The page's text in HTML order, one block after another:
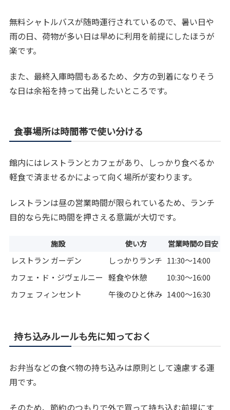
無料シャトルバスが随時運行されているので、暑い日や
雨の日、荷物が多い日は早めに利用を前提にしたほうが
楽です。
また、最終入庫時間もあるため、夕方の到着になりそう
な日は余裕を持って出発したいところです。
食事場所は時間帯で使い分ける
館内にはレストランとカフェがあり、しっかり食べるか
軽食で済ませるかによって向く場所が変わります。
レストランは昼の営業時間が限られているため、ランチ
目的なら先に時間を押さえる意識が大切です。
施設 使い方 営業時間の目安
レストラン ガーデン しっかりランチ 11:30〜14:00
カフェ・ド・ジヴェルニー 軽食や休憩
10:30〜16:00
カフェ フィンセント
午後のひと休み 14:00〜16:30
持ち込みルールも先に知っておく
お弁当などの食べ物の持ち込みは原則として遠慮する運
用です。